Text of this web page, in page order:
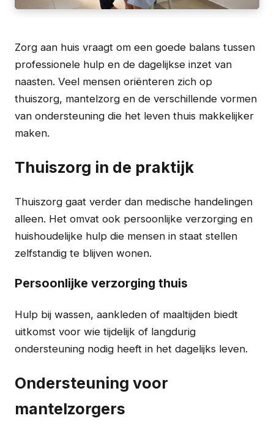
Zorg aan huis vraagt om een goede balans tussen
professionele hulp en de dagelijkse inzet van
naasten. Veel mensen oriënteren zich op
thuiszorg, mantelzorg en de verschillende vormen
van ondersteuning die het leven thuis makkelijker
maken.
Thuiszorg in de praktijk
Thuiszorg gaat verder dan medische handelingen
alleen. Het omvat ook persoonlijke verzorging en
huishoudelijke hulp die mensen in staat stellen
zelfstandig te blijven wonen.
Persoonlijke verzorging thuis
Hulp bij wassen, aankleden of maaltijden biedt
uitkomst voor wie tijdelijk of langdurig
ondersteuning nodig heeft in het dagelijks leven.
Ondersteuning voor
mantelzorgers